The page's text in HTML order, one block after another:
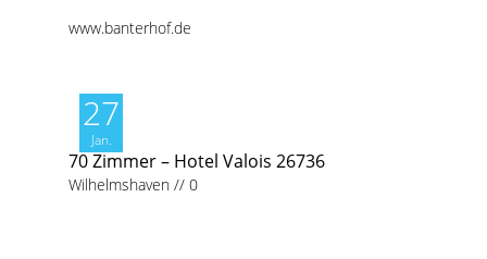
www.banterhof.de
27
Jan.
70 Zimmer – Hotel Valois 26736
Wilhelmshaven // 0